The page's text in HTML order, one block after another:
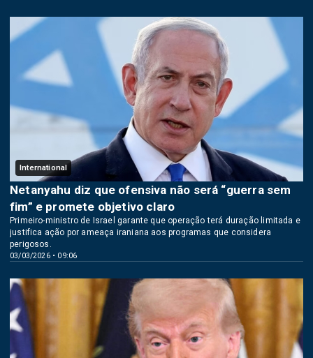
International
03/03/2026 • 09:06
Netanyahu diz que ofensiva não será “guerra sem
fim” e promete objetivo claro
Primeiro-ministro de Israel garante que operação terá duração limitada e
justifica ação por ameaça iraniana aos programas que considera
perigosos.